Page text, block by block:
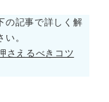
の記事で詳しく解
。
さえるべきコツ